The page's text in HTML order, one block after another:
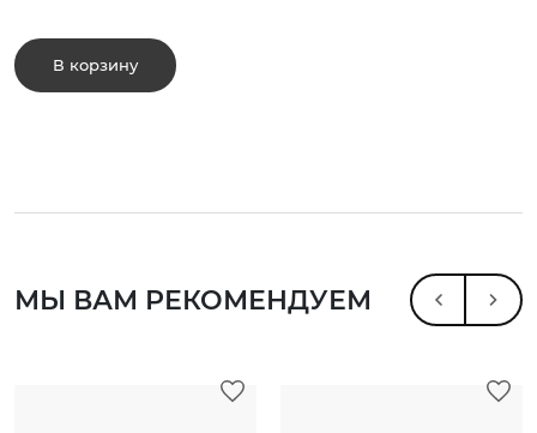
В корзину
МЫ ВАМ РЕКОМЕНДУЕМ